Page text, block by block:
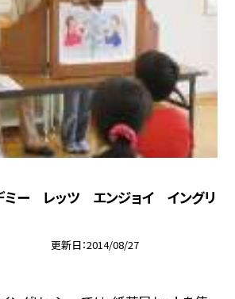
ー レッツ エンジョイ イングリ
更新日 2014/08/27